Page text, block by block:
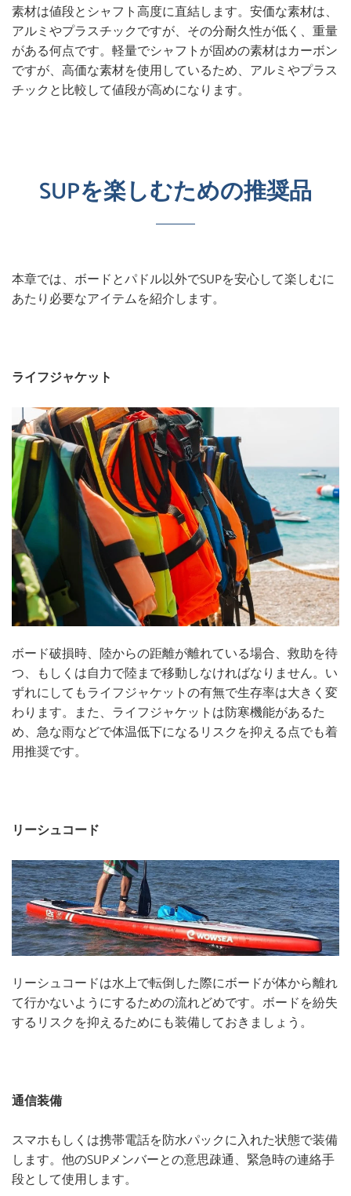
素材は値段とシャフト高度に直結します。安価な素材は、
アルミやプラスチックですが、その分耐久性が低く、重量
がある何点です。軽量でシャフトが固めの素材はカーボン
ですが、高価な素材を使用しているため、アルミやプラス
チックと比較して値段が高めになります。
SUPを楽しむための推奨品
本章では、ボードとパドル以外でSUPを安心して楽しむに
あたり必要なアイテムを紹介します。
ライフジャケット
ボード破損時、陸からの距離が離れている場合、救助を待
つ、もしくは自力で陸まで移動しなければなりません。い
ずれにしてもライフジャケットの有無で生存率は大きく変
わります。また、ライフジャケットは防寒機能があるた
め、急な雨などで体温低下になるリスクを抑える点でも着
用推奨です。
リーシュコード
リーシュコードは水上で転倒した際にボードが体から離れ
て行かないようにするための流れどめです。ボードを紛失
するリスクを抑えるためにも装備しておきましょう。
通信装備
スマホもしくは携帯電話を防水パックに入れた状態で装備
します。他のSUPメンバーとの意思疎通、緊急時の連絡手
段として使用します。